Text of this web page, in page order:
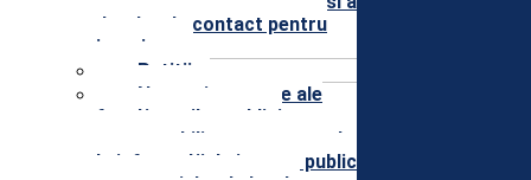
datelor de contact pentru
inscriere
Petitii
Nume şi prenume ale
funcţionarilor publici
responsabili pentru accesul
la informaţii de interes public